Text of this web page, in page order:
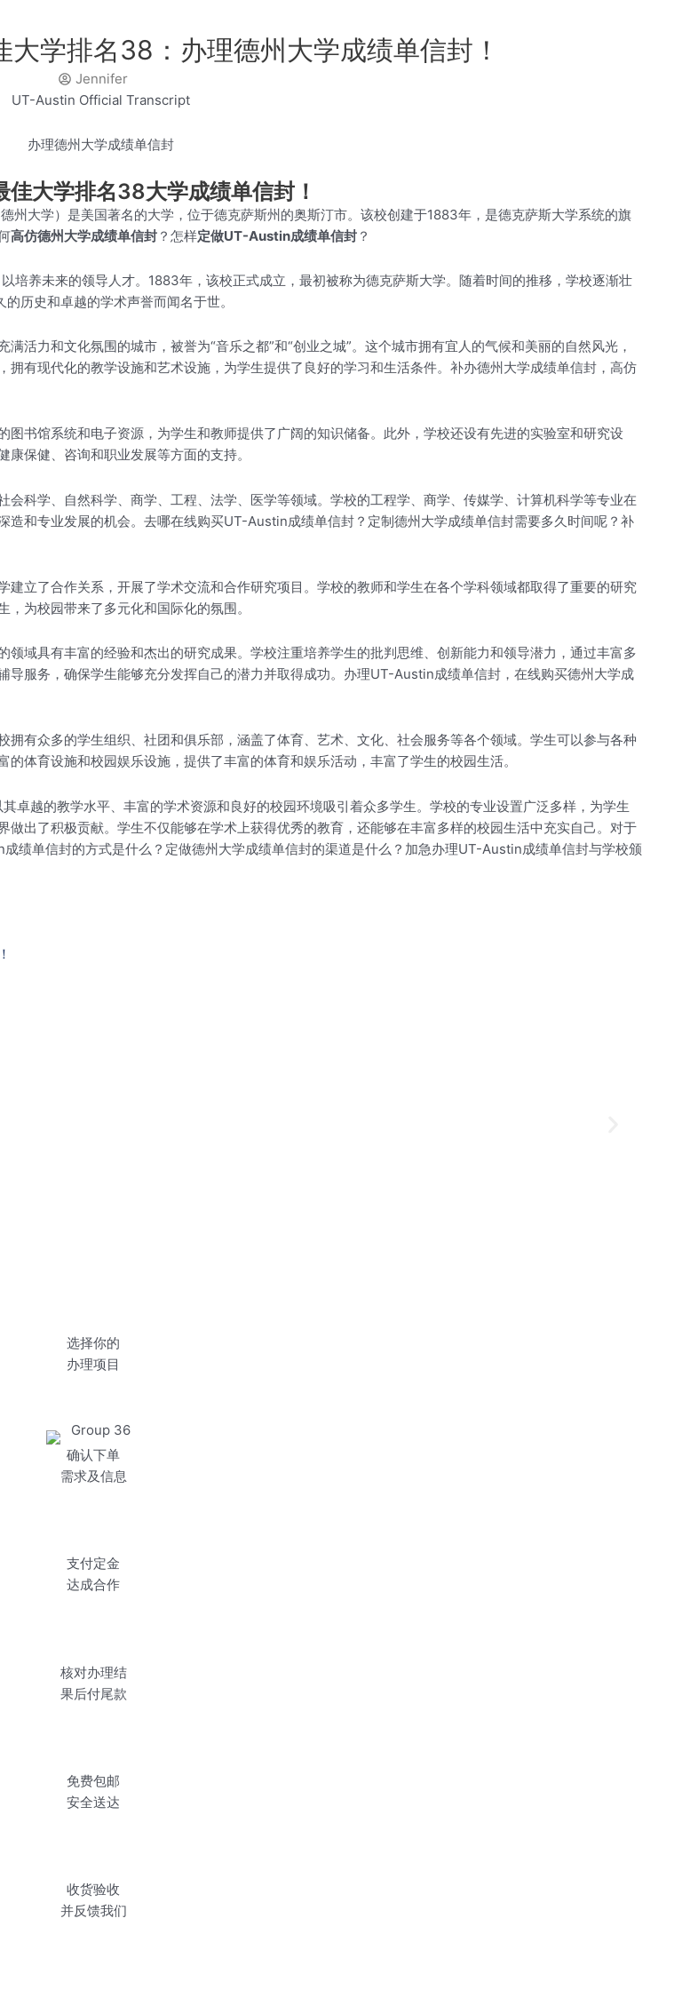
学排名38：办理德州大学成绩单信封！
Jennifer
佳大学排名38大学成绩单信封！
大学）是美国著名的大学，位于德克萨斯州的奥斯汀市。该校创建于1883年，是德克萨斯大学系统的旗
高仿德州大学成绩单信封 ？怎样定做UT-Austin成绩单信封 ？
培养未来的领导人才。1883年，该校正式成立，最初被称为德克萨斯大学。随着时间的推移，学校逐渐壮
历史和卓越的学术声誉而闻名于世。
活力和文化氛围的城市，被誉为“音乐之都”和“创业之城”。这个城市拥有宜人的气候和美丽的自然风光，
有现代化的教学设施和艺术设施，为学生提供了良好的学习和生活条件。补办德州大学成绩单信封，高仿
书馆系统和电子资源，为学生和教师提供了广阔的知识储备。此外，学校还设有先进的实验室和研究设
保健、咨询和职业发展等方面的支持。
科学、自然科学、商学、工程、法学、医学等领域。学校的工程学、商学、传媒学、计算机科学等专业在
和专业发展的机会。去哪在线购买UT-Austin成绩单信封？定制德州大学成绩单信封需要多久时间呢？补
立了合作关系，开展了学术交流和合作研究项目。学校的教师和学生在各个学科领域都取得了重要的研究
为校园带来了多元化和国际化的氛围。
域具有丰富的经验和杰出的研究成果。学校注重培养学生的批判思维、创新能力和领导潜力，通过丰富多
服务，确保学生能够充分发挥自己的潜力并取得成功。办理UT-Austin成绩单信封，在线购买德州大学成
有众多的学生组织、社团和俱乐部，涵盖了体育、艺术、文化、社会服务等各个领域。学生可以参与各种
体育设施和校园娱乐设施，提供了丰富的体育和娱乐活动，丰富了学生的校园生活。
卓越的教学水平、丰富的学术资源和良好的校园环境吸引着众多学生。学校的专业设置广泛多样，为学生
出了积极贡献。学生不仅能够在学术上获得优秀的教育，还能够在丰富多样的校园生活中充实自己。对于
绩单信封的方式是什么？定做德州大学成绩单信封的渠道是什么？加急办理UT-Austin成绩单信封与学校颁
选择你的
办理项目
确认下单
需求及信息
支付定金
达成合作
核对办理结
果后付尾款
免费包邮
安全送达
收货验收
并反馈我们